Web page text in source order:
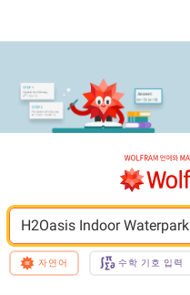
H2Oasis Indoor Waterpark
자연어 수학 기호 입력